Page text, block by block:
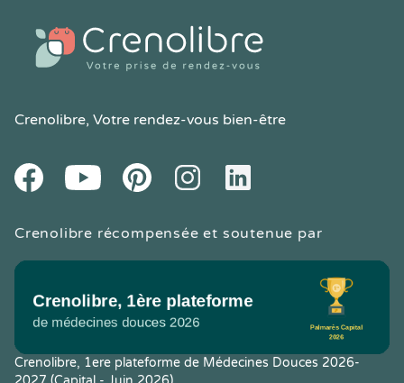
Crenolibre, Votre rendez-vous bien-être
FacebookYoutube PinteresetInstagramLinkedIn
Crenolibre récompensée et soutenue par
Crenolibre, 1ere plateforme de Médecines Douces 2026-